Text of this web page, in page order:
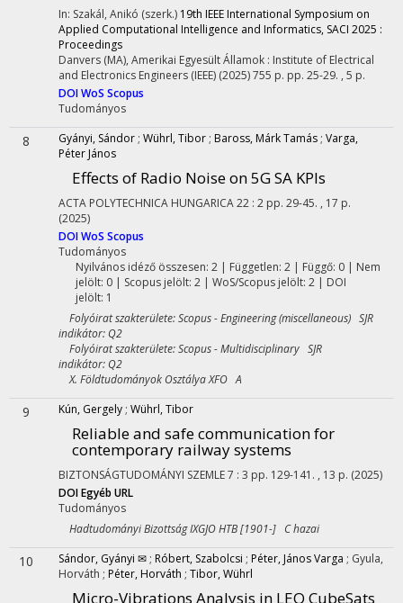
In: Szakál, Anikó (szerk.) 19th IEEE International Symposium on
Applied Computational Intelligence and Informatics, SACI 2025 :
Proceedings
Danvers (MA), Amerikai Egyesült Államok : Institute of Electrical
and Electronics Engineers (IEEE) (2025)755 p. pp. 25-29. , 5 p.
DOIWoS Scopus
Tudományos
8 Gyányi, Sándor ; Wührl, Tibor ; Baross, Márk Tamás ; Varga,
Péter János
Effects of Radio Noise on 5G SA KPIs
ACTA POLYTECHNICA HUNGARICA22 : 2 pp. 29-45. , 17 p.
(2025)
DOIWoS Scopus
Tudományos
Nyilvános idéző összesen: 2| Független: 2 | Függő: 0 | Nem
jelölt: 0 | Scopus jelölt: 2 | WoS/Scopus jelölt: 2 | DOI
jelölt: 1
Folyóirat szakterülete: Scopus - Engineering (miscellaneous) SJR
indikátor: Q2
Folyóirat szakterülete: Scopus - Multidisciplinary SJR
indikátor: Q2
X. Földtudományok Osztálya XFO A
9 Kún, Gergely ; Wührl, Tibor
Reliable and safe communication for
contemporary railway systems
BIZTONSÁGTUDOMÁNYI SZEMLE7 : 3 pp. 129-141. , 13 p. (2025)
DOIEgyéb URL
Tudományos
Hadtudományi Bizottság IXGJO HTB [1901-] C hazai
10 Sándor, Gyányi ✉ ; Róbert, Szabolcsi ; Péter, János Varga ; Gyula,
Horváth ; Péter, Horváth ; Tibor, Wührl
Micro-Vibrations Analysis in LEO CubeSats